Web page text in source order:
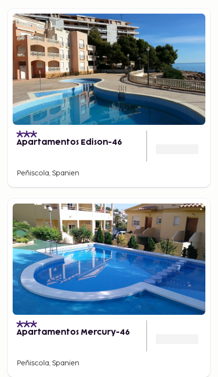
Apartamentos Edison-46
Peñiscola, Spanien
Apartamentos Mercury-46
Peñiscola, Spanien